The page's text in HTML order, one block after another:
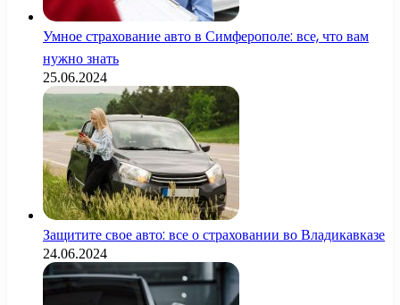
Умное страхование авто в Симферополе: все, что вам
нужно знать
25.06.2024
Защитите свое авто: все о страховании во Владикавказе
24.06.2024